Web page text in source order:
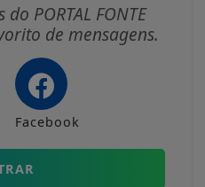
PORTAL FONTE
de mensagens.
Facebook